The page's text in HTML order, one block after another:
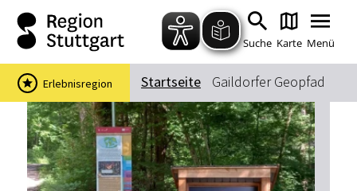
Zum Hauptinhalt springen
Zur Suche springen
Zur Hauptnavigation
Zum Footer springen
Suche Karte Menü
Suchbegriff
Das könnte Sie interessieren
Startseite Gaildorfer Geopfad
Erlebnisregion